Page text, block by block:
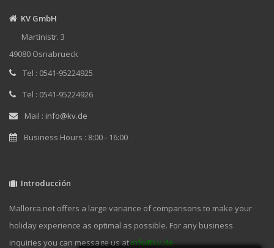
KV GmbH
Martinistr. 3
49080 Osnabrueck
Tel : 0541-95224925
Tel : 0541-95224926
Mail : info@kv.de
Business Hours : 8:00 - 16:00
Introducción
Mallorca.net offers a large variance of comparisons to make your
holiday experience as optimal as possible. For any business
inquiries you can message us atinfo@kv.de.